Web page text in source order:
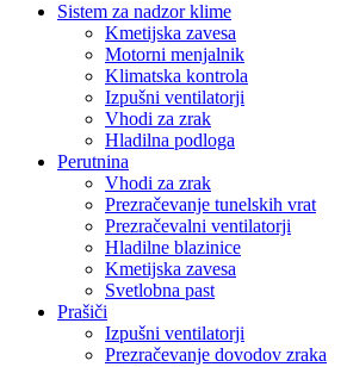
Sistem za nadzor klime
Kmetijska zavesa
Motorni menjalnik
Klimatska kontrola
Izpušni ventilatorji
Vhodi za zrak
Hladilna podloga
Perutnina
Vhodi za zrak
Prezračevanje tunelskih vrat
Prezračevalni ventilatorji
Hladilne blazinice
Kmetijska zavesa
Svetlobna past
Prašiči
Izpušni ventilatorji
Prezračevanje dovodov zraka